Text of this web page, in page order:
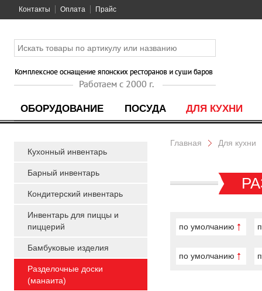
Контакты Оплата Прайс
ОБОРУДОВАНИЕ ПОСУДА ДЛЯ КУХНИ
Кухонный инвентарь
Барный инвентарь
Кондитерский инвентарь
Инвентарь для пиццы и
пиццерий
Бамбуковые изделия
Разделочные доски
(манаита)
Главная Для кухни
по умолчанию
по умолчанию